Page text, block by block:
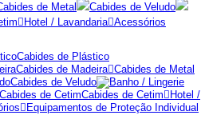
de Metal
Cabides de Veludo
Hotel / Lavandaria Acessórios
Cabides de Plástico
Cabides de Madeira Cabides de Metal
Cabides de Veludo
Cabides de Cetim
Hotel /
Equipamentos de Proteção Individual